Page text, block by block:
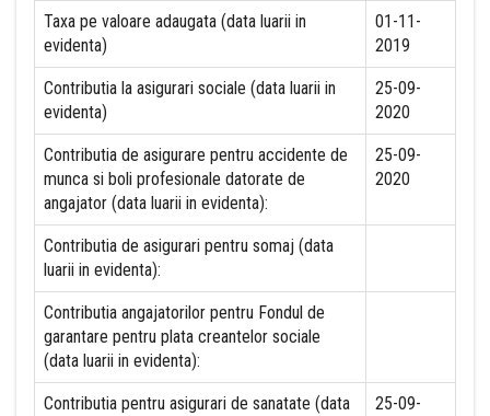
Taxa pe valoare adaugata (data luarii in
evidenta)
01-11-
2019
Contributia la asigurari sociale (data luarii in
evidenta)
25-09-
2020
Contributia de asigurare pentru accidente de
munca si boli profesionale datorate de
angajator (data luarii in evidenta):
25-09-
2020
Contributia de asigurari pentru somaj (data
luarii in evidenta):
Contributia angajatorilor pentru Fondul de
garantare pentru plata creantelor sociale
(data luarii in evidenta):
Contributia pentru asigurari de sanatate (data
25-09-